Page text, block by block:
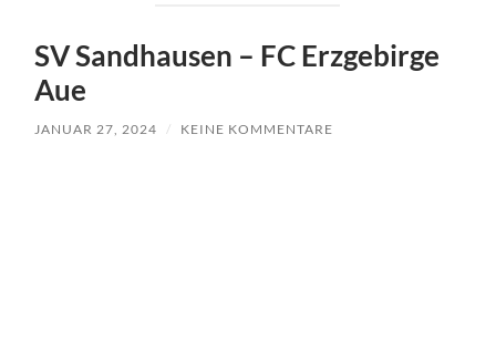
SV Sandhausen – FC Erzgebirge
Aue
JANUAR 27, 2024 / KEINE KOMMENTARE